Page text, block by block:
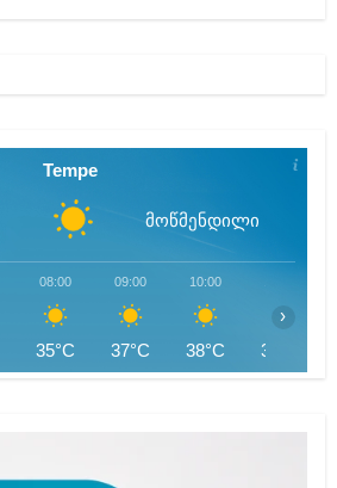
Tempe
მოწმენდილი
08:00
35°C
09:00
37°C
10:00
38°C 39°C
›